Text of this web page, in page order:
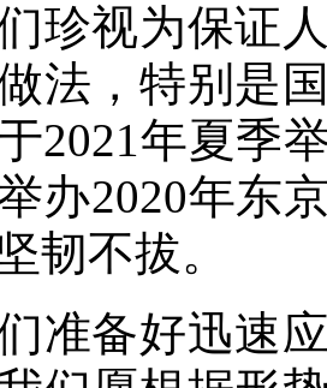
视为保证人
法，特别是
2021年夏季
办2020年东
韧不拔。
备好迅速应